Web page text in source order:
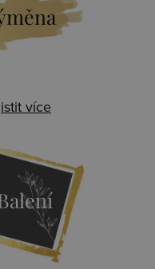
více